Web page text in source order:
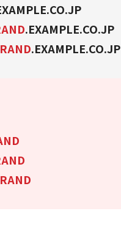
.EXAMPLE.CO.JP
.EXAMPLE.CO.JP